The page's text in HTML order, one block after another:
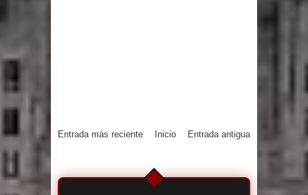
Entrada más reciente Entrada antigua
Inicio